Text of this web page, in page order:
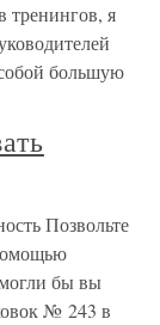
тренингов, я
собой большую
Позвольте
бы вы
№ 243 в